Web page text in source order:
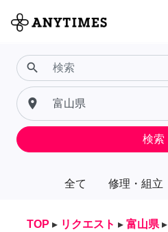
全て 修理・組立
search
place
検索
TOP ▸ リクエスト ▸ 富山県 ▸